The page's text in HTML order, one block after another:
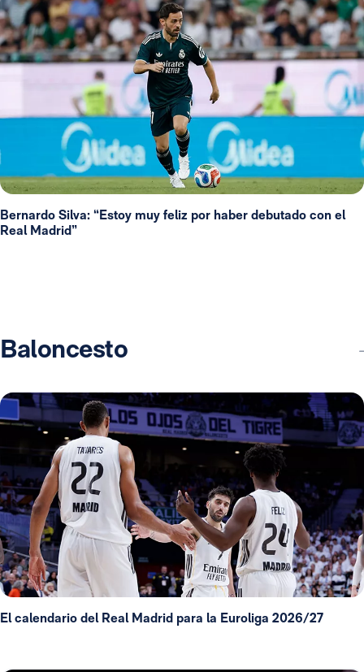
Bernardo Silva: “Estoy muy feliz por haber debutado con el
Real Madrid”
Baloncesto
El calendario del Real Madrid para la Euroliga 2026/27